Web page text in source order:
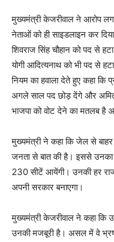
मुख्यमंत्री केजरीवाल ने आरोप
नेताओं को ही साइडलाइन कर
शिवराज सिंह चौहान को पद से
योगी आदित्यनाथ को भी पद से
नियम का हवाला देते हुए कहा कि
अगले साल पद छोड़ देंगे और
भाजपा को वोट देने का मतलब है
मुख्यमंत्री ने कहा कि जेल से
जनता से बात की है। इससे
230 सीटें आयेंगी। उनकी हर
अपनी सरकार बनाएगा।
मुख्यमंत्री केजरीवाल ने कहा कि
उनकी मजबूरी है। असल में वे